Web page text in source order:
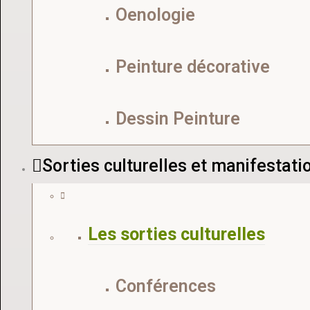
Oenologie
Peinture décorative
Dessin Peinture
Sorties culturelles et
Les sorties culturelles
Conférences